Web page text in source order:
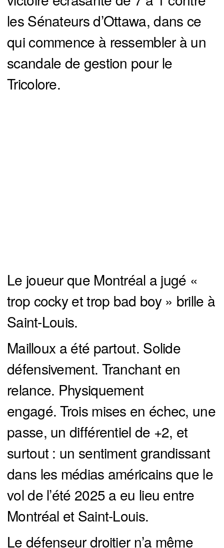
les Sénateurs d’Ottawa, dans ce
qui commence à ressembler à un
scandale de gestion pour le
Tricolore.
Le joueur que Montréal a jugé «
trop cocky et trop bad boy » brille à
Saint-Louis.
Mailloux a été partout. Solide
défensivement. Tranchant en
relance. Physiquement
engagé. Trois mises en échec, une
passe, un différentiel de +2, et
surtout : un sentiment grandissant
dans les médias américains que le
vol de l’été 2025 a eu lieu entre
Montréal et Saint-Louis.
Le défenseur droitier n’a même